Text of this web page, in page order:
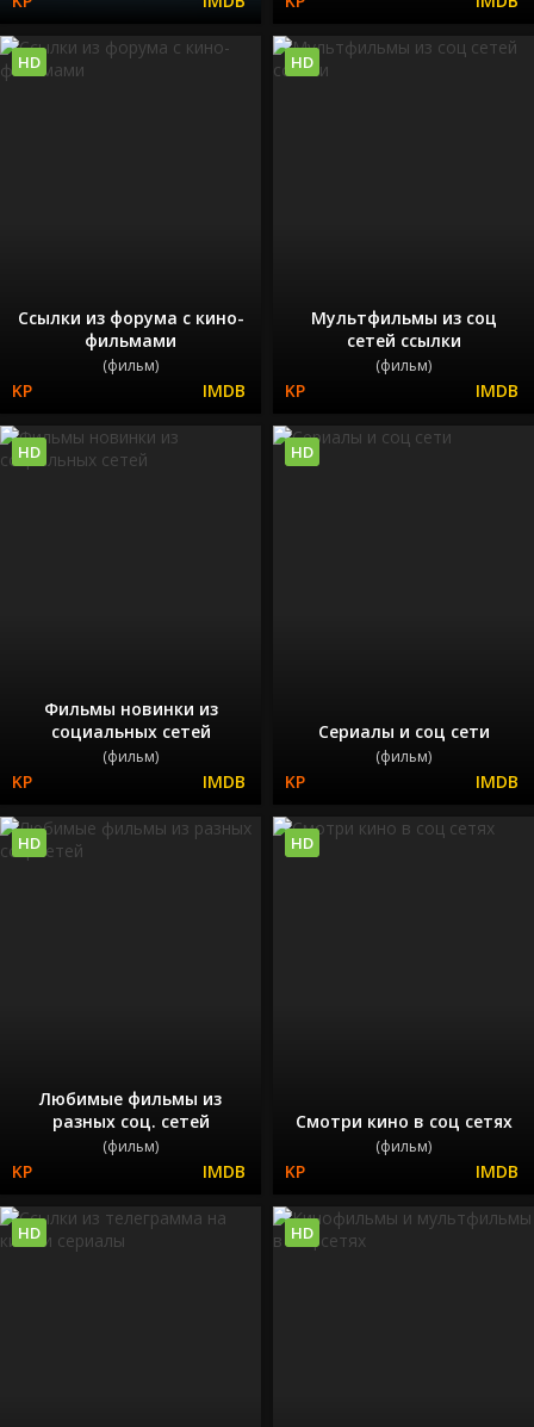
Ссылки из форума с кино-
фильмами
(фильм)
HD
Мультфильмы из соц
сетей ссылки
(фильм)
HD
Фильмы новинки из
социальных сетей
(фильм)
HD
Сериалы и соц сети
(фильм)
HD
Любимые фильмы из
разных соц. сетей
(фильм)
HD
Смотри кино в соц сетях
(фильм)
HD
HD HD